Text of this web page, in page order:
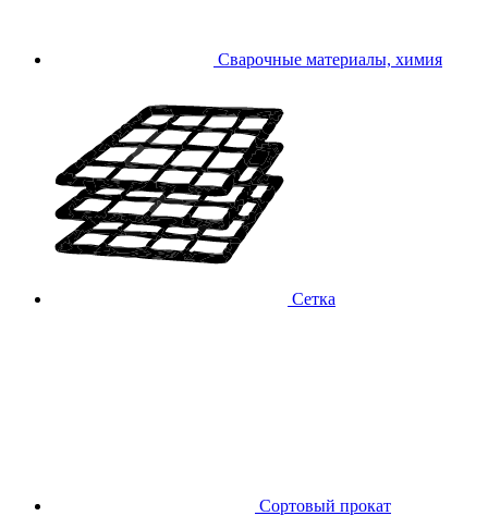
Сварочные материалы, химия
Сетка
Сортовый прокат